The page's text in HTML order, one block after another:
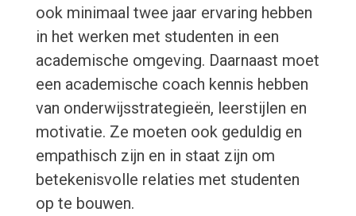
ook minimaal twee jaar ervaring hebben
in het werken met studenten in een
academische omgeving. Daarnaast moet
een academische coach kennis hebben
van onderwijsstrategieën, leerstijlen en
motivatie. Ze moeten ook geduldig en
empathisch zijn en in staat zijn om
betekenisvolle relaties met studenten
op te bouwen.